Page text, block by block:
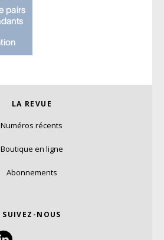
LA REVUE
Numéros récents
Boutique en ligne
Abonnements
SUIVEZ-NOUS